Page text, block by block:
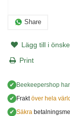
Share
Lägg till i
Print
✔ Beekeepershop
✔ Fraktöver hela
✔ Säkra